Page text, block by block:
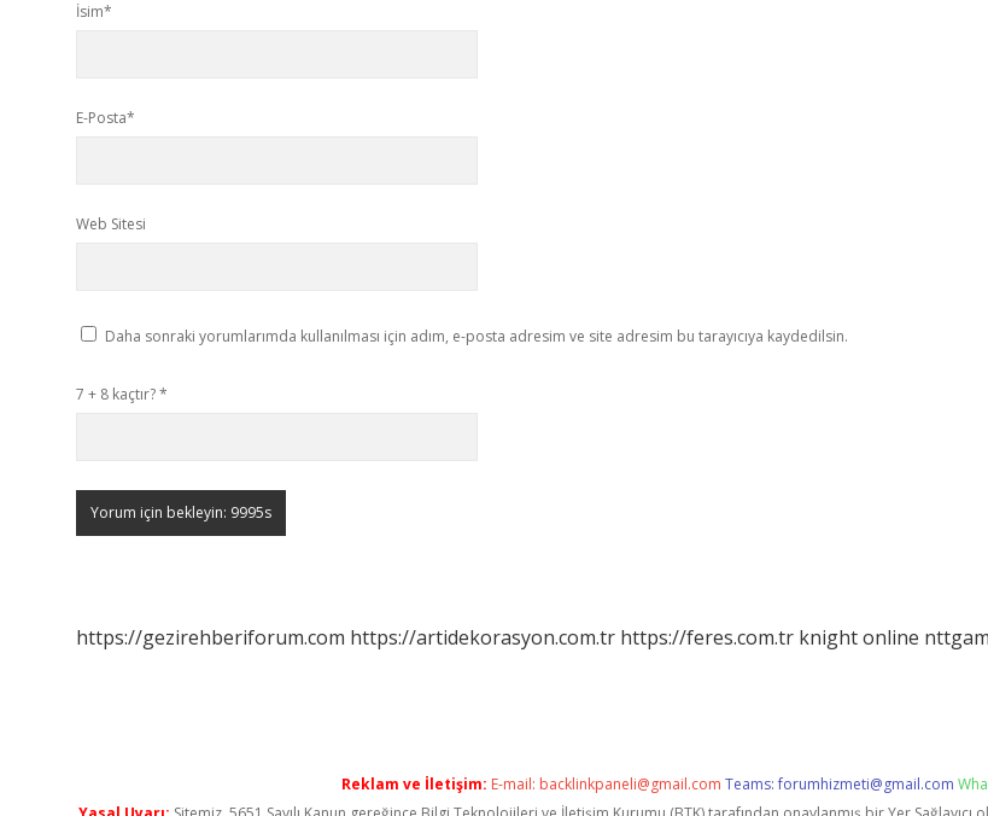
İsim*
E-Posta*
Web Sitesi
Daha sonraki yorumlarımda kullanılması için adım, e-posta adresim ve site adresim bu tarayıcıya kaydedilsin.
7 + 8 kaçtır?*
https://gezirehberiforum.com https://artidekorasyon.com.tr https://feres.com.tr knight online
Reklam ve İletişim: E-mail: backlinkpaneli@gmail.com Teams:forumhizmeti@gmail.com